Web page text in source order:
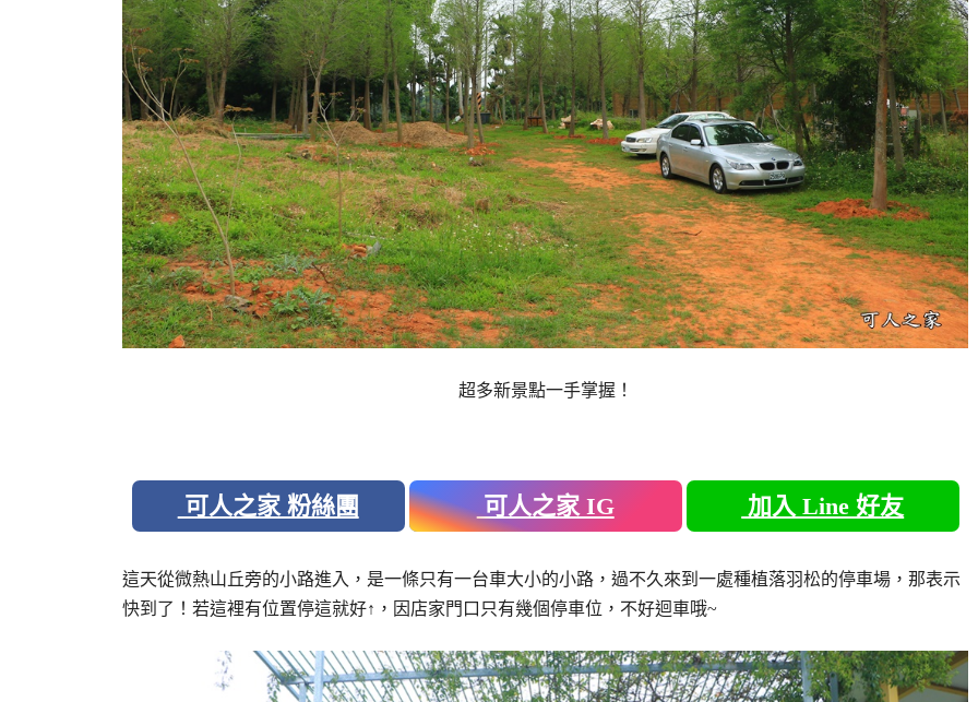
超多新景點一手掌握！
可人之家 粉絲團 可人之家 IG 加入 Line 好友
這天從微熱山丘旁的小路進入，是一條只有一台車大小的小路，過不久來到一處種植落羽松的停車場，那表示
快到了！若這裡有位置停這就好↑，因店家門口只有幾個停車位，不好迴車哦~